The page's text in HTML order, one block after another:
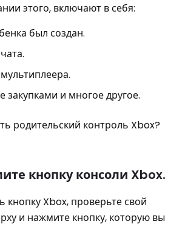
этого, включают в себя:
был создан.
закупками и многое другое.
родительский контроль Xbox?
кнопку консоли Xbox.
кнопку Xbox, проверьте свой
и нажмите кнопку, которую вы